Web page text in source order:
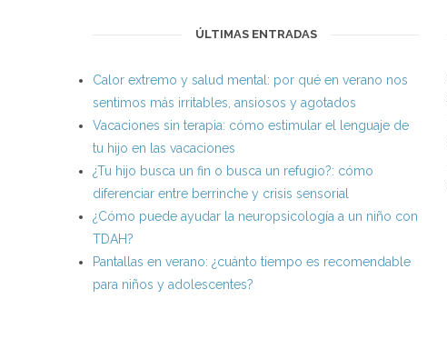
ÚLTIMAS ENTRADAS
Calor extremo y salud mental: por qué en verano nos
sentimos más irritables, ansiosos y agotados
Vacaciones sin terapia: cómo estimular el lenguaje de
tu hijo en las vacaciones
¿Tu hijo busca un fin o busca un refugio?: cómo
diferenciar entre berrinche y crisis sensorial
¿Cómo puede ayudar la neuropsicología a un niño con
TDAH?
Pantallas en verano: ¿cuánto tiempo es recomendable
para niños y adolescentes?